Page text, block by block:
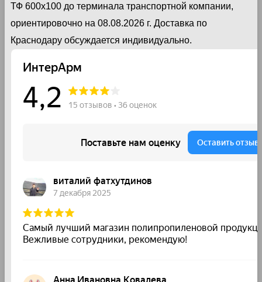
ТФ 600х100 до терминала транспортной компании,
ориентировочно на 08.08.2026 г. Доставка по
Краснодару обсуждается индивидуально.